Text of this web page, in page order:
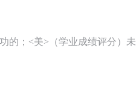
的；<美>（学业成绩评分）未